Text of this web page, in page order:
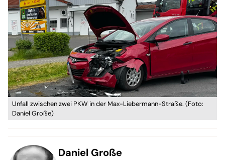
Unfall zwischen zwei PKW in der Max-Liebermann-Straße. (Foto:
Daniel Große)
Daniel Große